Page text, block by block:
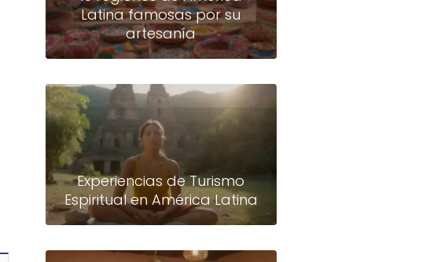
Latina famosas por su
artesanía
Experiencias de Turismo
Espiritual en América Latina